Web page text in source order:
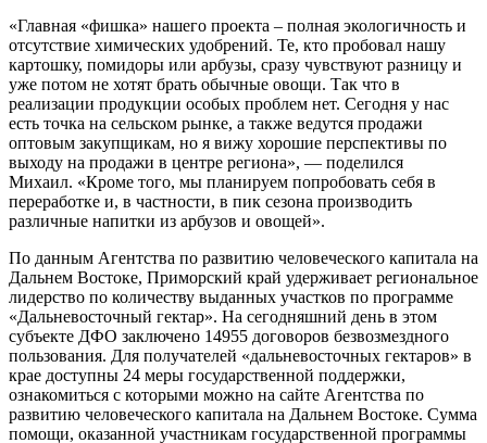
«Главная «фишка» нашего проекта – полная экологичность и
отсутствие химических удобрений. Те, кто пробовал нашу
картошку, помидоры или арбузы, сразу чувствуют разницу и
уже потом не хотят брать обычные овощи. Так что в
реализации продукции особых проблем нет. Сегодня у нас
есть точка на сельском рынке, а также ведутся продажи
оптовым закупщикам, но я вижу хорошие перспективы по
выходу на продажи в центре региона», — поделился
Михаил. «Кроме того, мы планируем попробовать себя в
переработке и, в частности, в пик сезона производить
различные напитки из арбузов и овощей».
По данным Агентства по развитию человеческого капитала на
Дальнем Востоке, Приморский край удерживает региональное
лидерство по количеству выданных участков по программе
«Дальневосточный гектар». На сегодняшний день в этом
субъекте ДФО заключено 14955 договоров безвозмездного
пользования. Для получателей «дальневосточных гектаров» в
крае доступны 24 меры государственной поддержки,
ознакомиться с которыми можно на сайте Агентства по
развитию человеческого капитала на Дальнем Востоке. Сумма
помощи, оказанной участникам государственной программы